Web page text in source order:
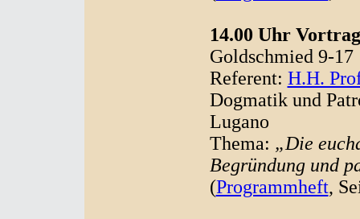
14.00 Uhr Vortrag
Goldschmied 9-17
Referent: H.H.
Dogmatik und
Lugano
Thema: „Die
Begründung und
(Programmheft,